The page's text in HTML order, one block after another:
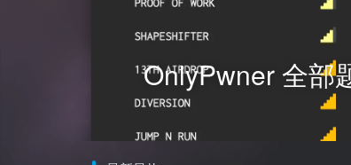
OnlyPwner 全部